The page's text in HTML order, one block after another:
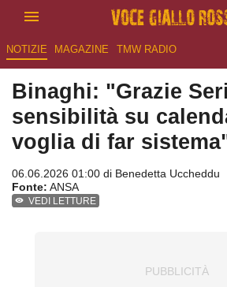
NOTIZIE MAGAZINE TMW RADIO
Binaghi: "Grazie
sensibilità su
voglia di far
06.06.2026 01:00 di Benedetta Uccheddu
Fonte: ANSA
VEDI LETTURE